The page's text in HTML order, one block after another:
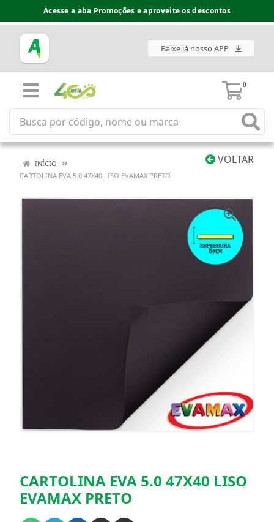
Acesse a aba Promoções e aproveite os descontos
Baixe já nosso APP
0
VOLTAR
INÍCIO
CARTOLINA EVA 5.0 47X40 LISO EVAMAX PRETO
CARTOLINA EVA 5.0 47X40 LISO
EVAMAX PRETO